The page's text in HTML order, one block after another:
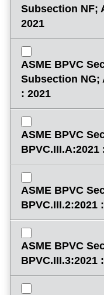
Subsection NF;
2021
ASME BPVC
Subsection NG;
: 2021
ASME BPVC
BPVC.III.A:2021
ASME BPVC
BPVC.III.2:2021
ASME BPVC
BPVC.III.3:2021